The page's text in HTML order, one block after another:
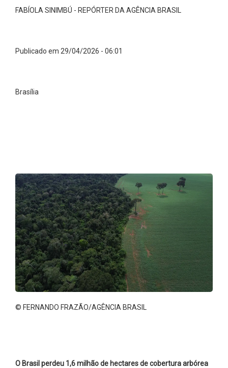
FABÍOLA SINIMBÚ - REPÓRTER DA AGÊNCIA BRASIL
Publicado em 29/04/2026 - 06:01
Brasília
© FERNANDO FRAZÃO/AGÊNCIA BRASIL
O Brasil perdeu 1,6 milhão de hectares de cobertura arbórea